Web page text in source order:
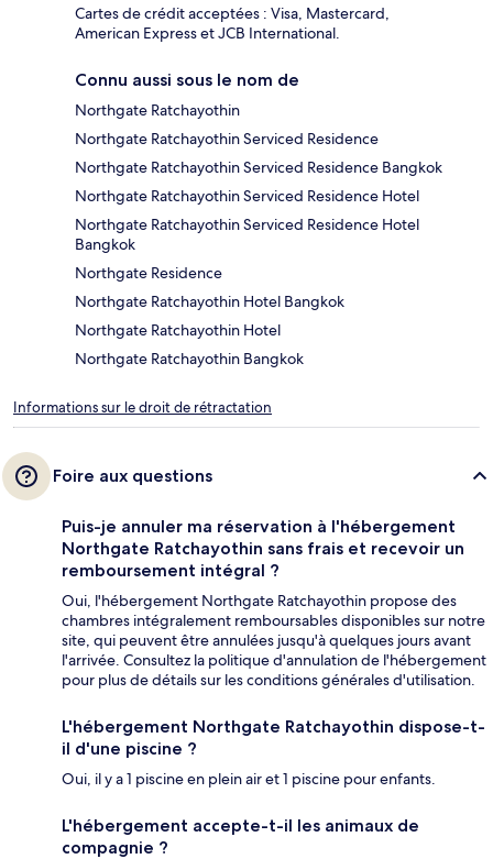
Cartes de crédit acceptées : Visa, Mastercard,
American Express et JCB International.
Connu aussi sous le nom de
Northgate Ratchayothin
Northgate Ratchayothin Serviced Residence
Northgate Ratchayothin Serviced Residence Bangkok
Northgate Ratchayothin Serviced Residence Hotel
Northgate Ratchayothin Serviced Residence Hotel
Bangkok
Northgate Residence
Northgate Ratchayothin Hotel Bangkok
Northgate Ratchayothin Hotel
Northgate Ratchayothin Bangkok
Informations sur le droit de rétractation
Foire aux questions
Puis-je annuler ma réservation à l'hébergement
Northgate Ratchayothin sans frais et recevoir un
remboursement intégral ?
Oui, l'hébergement Northgate Ratchayothin propose des
chambres intégralement remboursables disponibles sur notre
site, qui peuvent être annulées jusqu'à quelques jours avant
l'arrivée. Consultez la politique d'annulation de l'hébergement
pour plus de détails sur les conditions générales d'utilisation.
L'hébergement Northgate Ratchayothin dispose-t-
il d'une piscine ?
Oui, il y a 1 piscine en plein air et 1 piscine pour enfants.
L'hébergement accepte-t-il les animaux de
compagnie ?